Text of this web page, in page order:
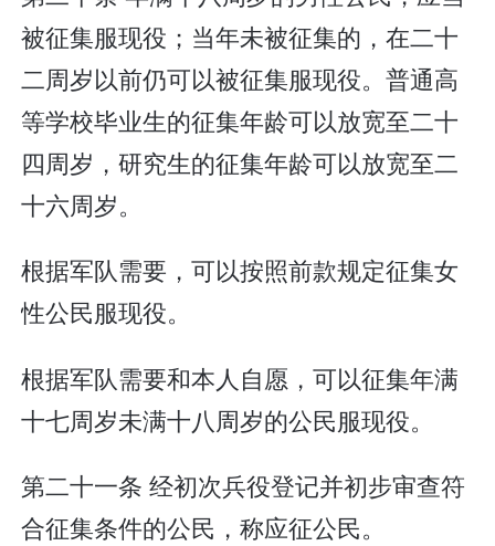
被征集服现役；当年未被征集的，在二十
二周岁以前仍可以被征集服现役。普通高
等学校毕业生的征集年龄可以放宽至二十
四周岁，研究生的征集年龄可以放宽至二
十六周岁。
根据军队需要，可以按照前款规定征集女
性公民服现役。
根据军队需要和本人自愿，可以征集年满
十七周岁未满十八周岁的公民服现役。
第二十一条 经初次兵役登记并初步审查符
合征集条件的公民，称应征公民。